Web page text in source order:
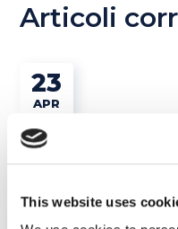
This website uses
Articoli
23
APR